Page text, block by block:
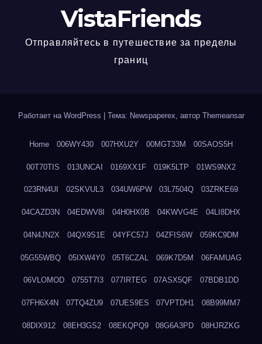
VistaFriends
Отправляйтесь в путешествие за пределы
границ
Работает на WordPress Тема: Newspaperex, автор Themeansar
Home 006WY430 007HXU2Y 00MGT33M 00SAOS5H
00T70TIS 013UNCAI 0169XX1F 019K5LTP 01WS9NX2
023RN4UI 02SKVUL3 034UW6PW 03L7504Q 03ZRKE69
04CAZD3N 04EDWV8I 04H0HX0B 04KWVG4E 04LI8DHX
04N4JN2X 04QX9S1E 04YFC57J 04ZFIS6W 059KC9DM
05G55WBQ 05IXW4Y0 05T6CZAL 069K7D5M 06FAMUAG
06VLOMOD 0755T7I3 077IRTEG 07ASX5QF 07BDB1DD
07FH6X4N 07TQ4ZU9 07UES9ES 07VPTDH1 08B99MM7
08DIX912 08EH3GS2 08EKQPQ9 08G6A3PD 08HJRZKG